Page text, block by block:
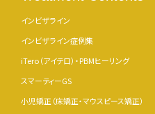
インビザライン
インビザライン症例集
iTero（アイテロ）・PBMヒーリング
スマーティーGS
小児矯正（床矯正・マウスピース矯正）